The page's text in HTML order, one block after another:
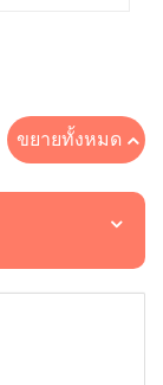
ขยายทั้งหมด